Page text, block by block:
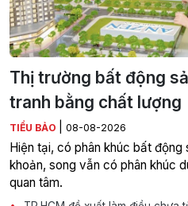
Thị trường bất động
tranh bằng chất lượng
TIỂU BẢO 08-08-2026
Hiện tại, có phân khúc bất động
khoản, song vẫn có phân khúc
quan tâm.